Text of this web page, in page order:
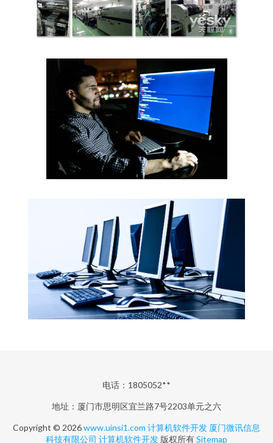
电话：1805052**
地址：厦门市思明区宜兰路7号2203单元之六
Copyright © 2026www.uinsi1.com 计算机软件开发 厦门微讯信息
科技有限公司 计算机软件开发 版权所有Sitemap